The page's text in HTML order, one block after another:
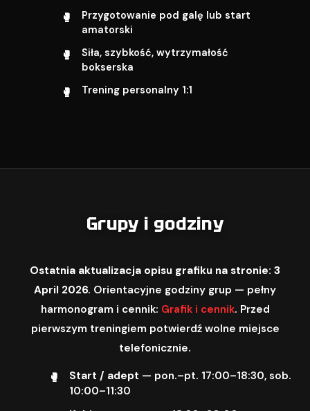
Przygotowanie pod galę lub start
amatorski
Siła, szybkość, wytrzymałość
bokserska
Trening personalny 1:1
Grupy i godziny
Ostatnia aktualizacja opisu grafiku na stronie: 3
April 2026. Orientacyjne godziny grup — pełny
harmonogram i cennik: Grafik i cennik. Przed
pierwszym treningiem potwierdź wolne miejsce
telefonicznie.
Start / adept — pon.–pt. 17:00–18:30, sob.
10:00–11:30